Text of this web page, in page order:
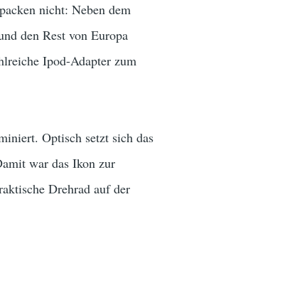
nicht: Neben dem
den Rest von Europa
Ipod-Adapter zum
Optisch setzt sich das
war das Ikon zur
Drehrad auf der